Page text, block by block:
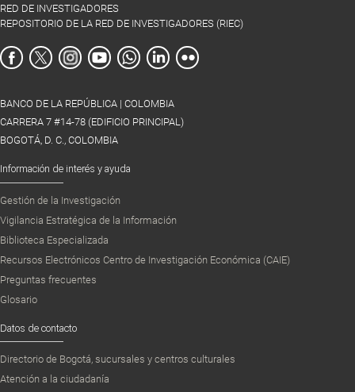
RED DE INVESTIGADORES
REPOSITORIO DE LA RED DE INVESTIGADORES (RIEC)
BANCO DE LA REPÚBLICA | COLOMBIA
CARRERA 7 #14-78 (EDIFICIO PRINCIPAL)
BOGOTÁ, D. C., COLOMBIA
Información de interés y ayuda
Gestión de la Investigación
Vigilancia Estratégica de la Información
Biblioteca Especializada
Recursos Electrónicos Centro de Investigación Económica (CAIE)
Preguntas frecuentes
Glosario
Datos de contacto
Directorio de Bogotá, sucursales y centros culturales
Atención a la ciudadanía